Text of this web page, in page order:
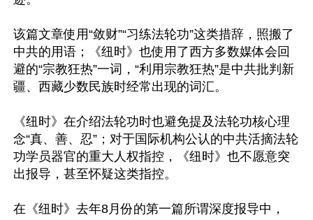
该篇文章使用“敛财”“习练法轮功”这类措辞，照搬了
中共的用语；《纽时》也使用了西方多数媒体会回
避的“宗教狂热”一词，“利用宗教狂热”是中共批判新
疆、西藏少数民族时经常出现的词汇。
《纽时》在介绍法轮功时也避免提及法轮功核心理
念“真、善、忍”；对于国际机构公认的中共活摘法轮
功学员器官的重大人权指控，《纽时》也不愿意突
出报导，甚至怀疑这类指控。
在《纽时》去年8月份的第一篇所谓深度报导中，